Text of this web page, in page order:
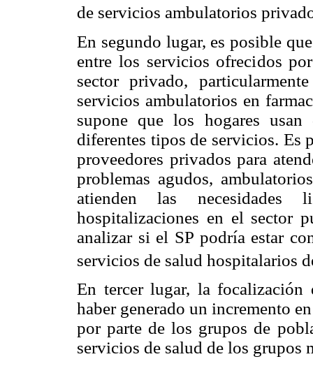
de servicios ambulatorios
En segundo lugar, es posible
entre los servicios ofrecidos
sector privado,
servicios ambulatorios en
supone que los hogares usan
diferentes tipos de servicios. Es
proveedores privados para
problemas agudos,
atienden las necesidades
hospitalizaciones en el sector
analizar si el SP podría estar
servicios de salud hospitalarios
En tercer lugar, la
haber generado un incremento
por parte de los grupos de
servicios de salud de los grupos